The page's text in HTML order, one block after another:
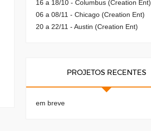
16 a 18/10 - Columbus (Creation Ent)
06 a 08/11 - Chicago (Creation Ent)
20 a 22/11 - Austin (Creation Ent)
PROJETOS RECENTES
em breve